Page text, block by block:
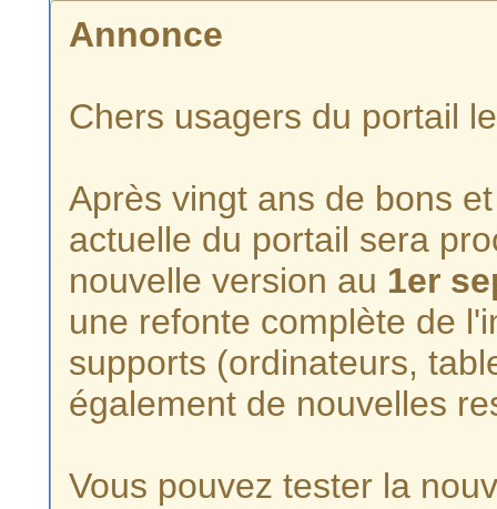
Annonce
Chers usagers du portail
Après vingt ans de bons
actuelle du portail sera
nouvelle version au 1er
une refonte complète de
supports (ordinateurs,
également de nouvelles
Vous pouvez tester la